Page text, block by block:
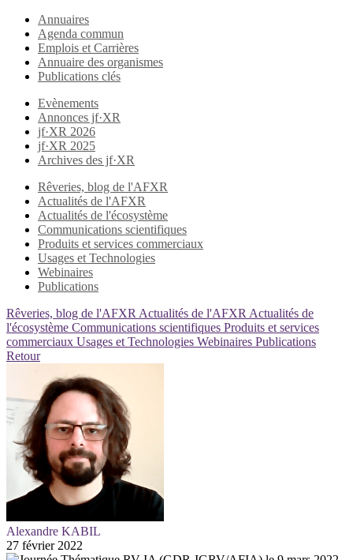
Annuaires
Agenda commun
Emplois et Carrières
Annuaire des organismes
Publications clés
Evènements
Annonces jf·XR
jf·XR 2026
jf·XR 2025
Archives des jf·XR
Rêveries, blog de l'AFXR
Actualités de l'AFXR
Actualités de l'écosystème
Communications scientifiques
Produits et services commerciaux
Usages et Technologies
Webinaires
Publications
Rêveries, blog de l'AFXR Actualités de l'AFXR Actualités de
l'écosystème Communications scientifiques Produits et services
commerciaux Usages et Technologies Webinaires Publications
Retour
Alexandre KABIL
27 février 2022